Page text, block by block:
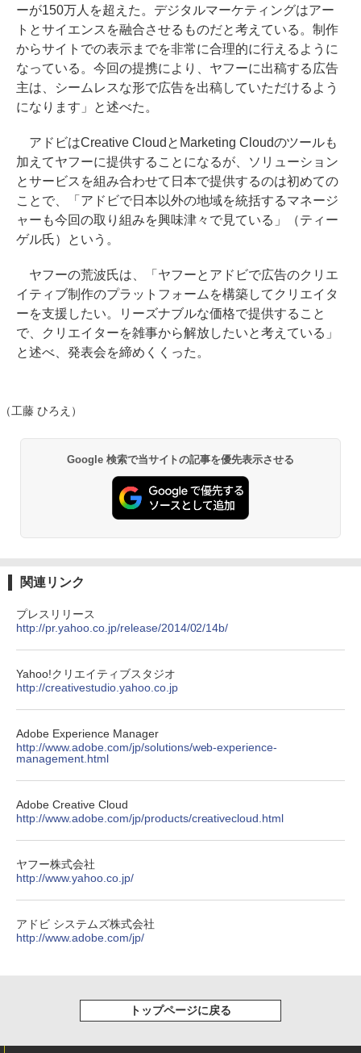
ーが150万人を超えた。デジタルマーケティングはアー
トとサイエンスを融合させるものだと考えている。制作
からサイトでの表示までを非常に合理的に行えるように
なっている。今回の提携により、ヤフーに出稿する広告
主は、シームレスな形で広告を出稿していただけるよう
になります」と述べた。
アドビはCreative CloudとMarketing Cloudのツールも
加えてヤフーに提供することになるが、ソリューション
とサービスを組み合わせて日本で提供するのは初めての
ことで、「アドビで日本以外の地域を統括するマネージ
ャーも今回の取り組みを興味津々で見ている」（ティー
ゲル氏）という。
ヤフーの荒波氏は、「ヤフーとアドビで広告のクリエ
イティブ制作のプラットフォームを構築してクリエイタ
ーを支援したい。リーズナブルな価格で提供すること
で、クリエイターを雑事から解放したいと考えている」
と述べ、発表会を締めくくった。
（工藤 ひろえ）
Google 検索で当サイトの記事を優先表示させる
関連リンク
プレスリリース
http://pr.yahoo.co.jp/release/2014/02/14b/
Yahoo!クリエイティブスタジオ
http://creativestudio.yahoo.co.jp
Adobe Experience Manager
http://www.adobe.com/jp/solutions/web-experience-
management.html
Adobe Creative Cloud
http://www.adobe.com/jp/products/creativecloud.html
ヤフー株式会社
http://www.yahoo.co.jp/
アドビ システムズ株式会社
http://www.adobe.com/jp/
トップページに戻る